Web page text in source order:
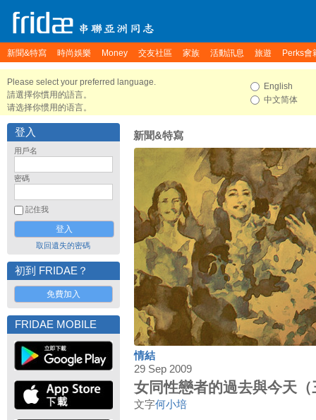
新聞&特寫 時尚娛樂 Money 交友社區 家族 活動訊息 旅遊 Perks會
Please select your preferred language.
請選擇你慣用的語言。
请选择你惯用的语言。
English
中文简体
登入
用戶名
密碼
記住我
取回遺失的密碼
初到 FRIDAE？
免費加入
FRIDAE MOBILE
新聞&特寫
情結
29 Sep 2009
女同性戀者的過去與今天（
文字何小培